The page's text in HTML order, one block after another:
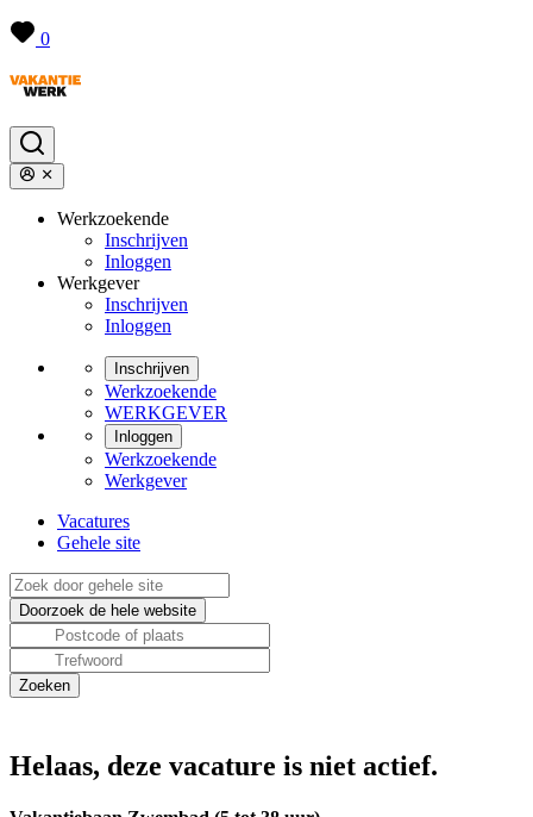
0
Werkzoekende
Inschrijven
Inloggen
Werkgever
Inschrijven
Inloggen
Inschrijven
Werkzoekende
WERKGEVER
Inloggen
Werkzoekende
Werkgever
Vacatures
Gehele site
Helaas, deze vacature is niet actief.